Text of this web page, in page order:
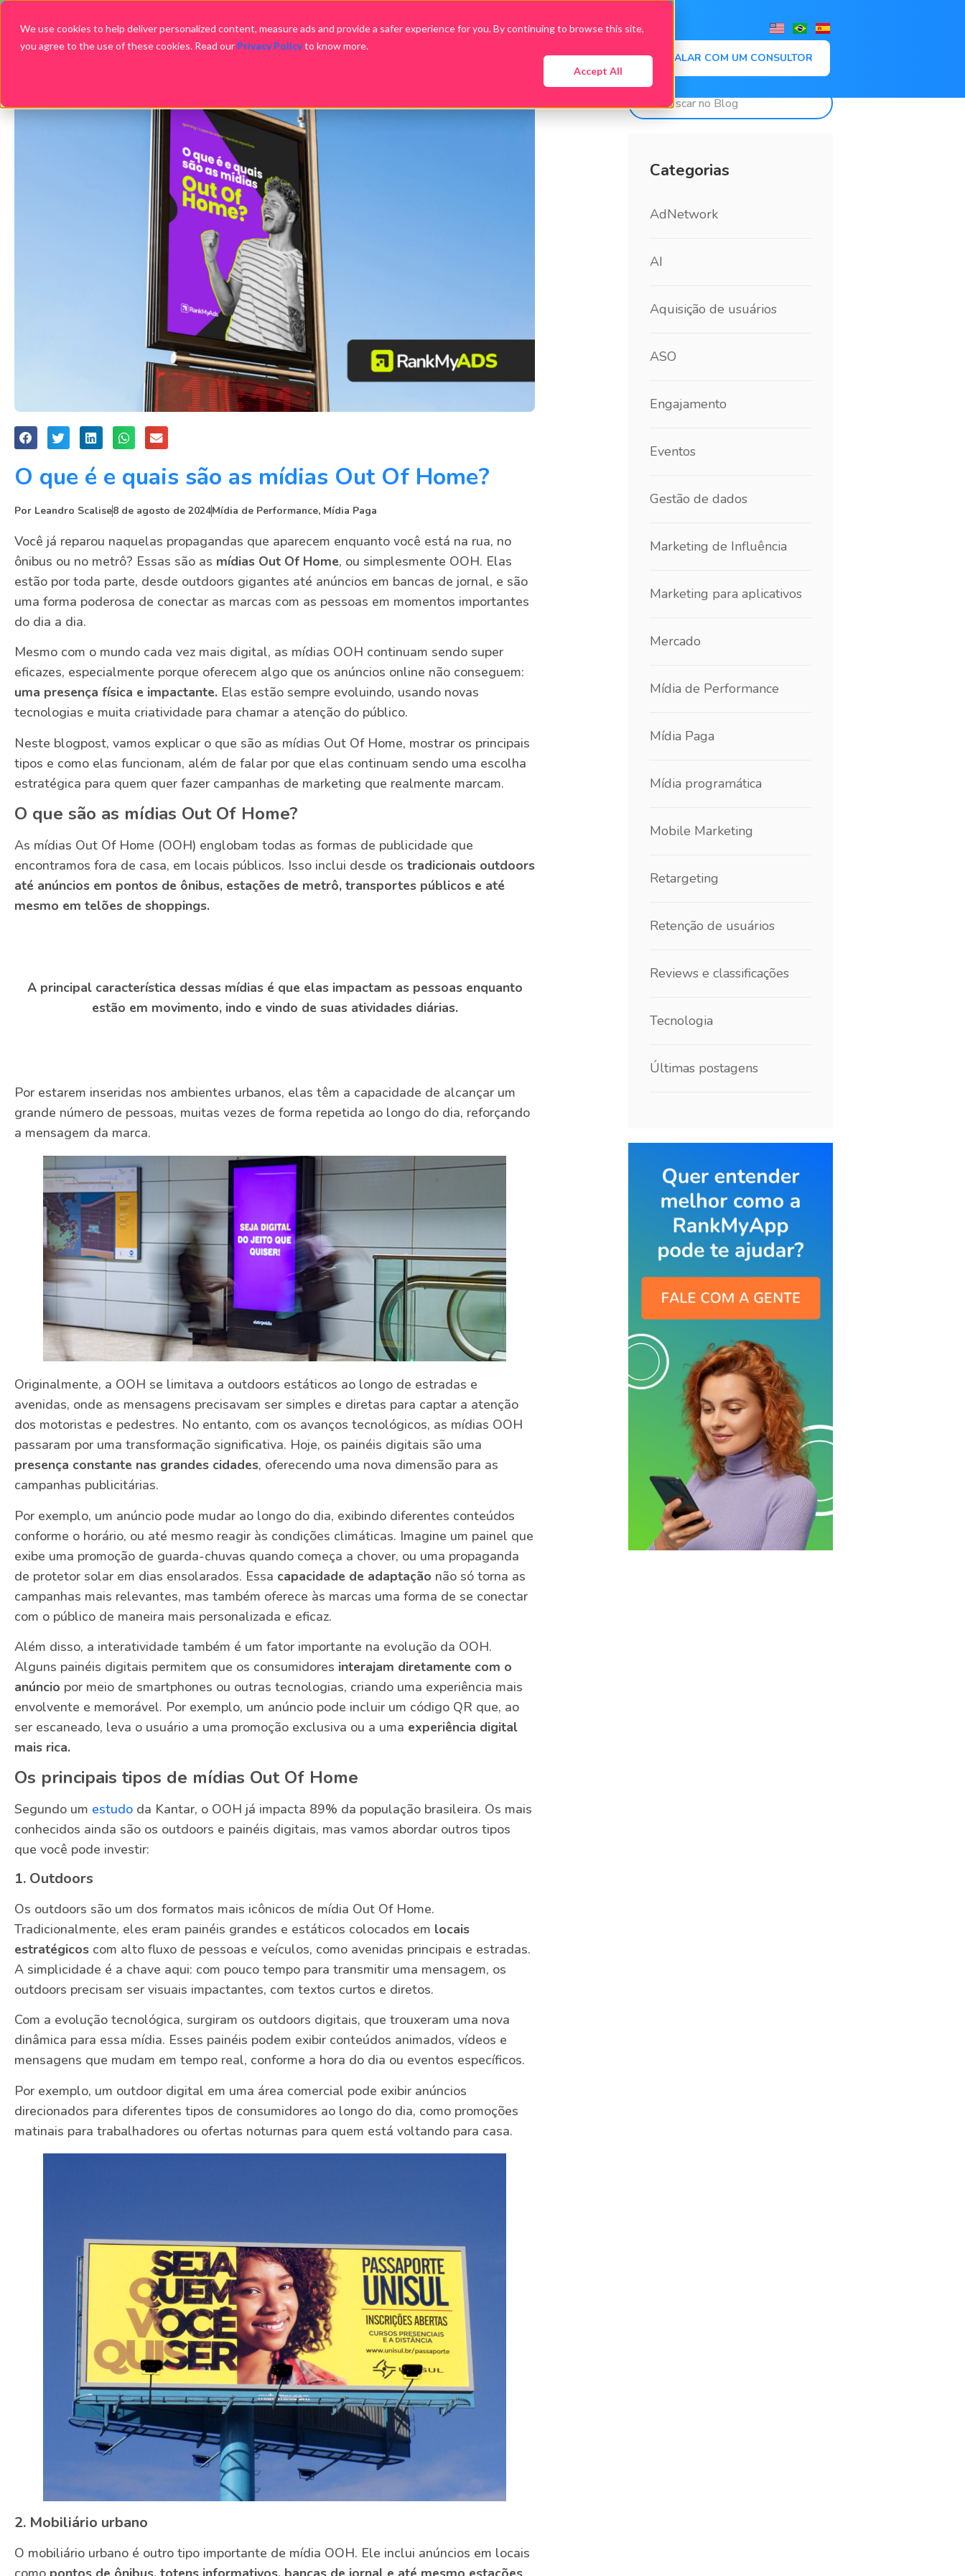
We use cookies to help deliver personalized content, measure ads and provide a safer experience for you. By continuing to browse this site,
you agree to the use of these cookies. Read our Privacy Policyto know more.
Accept All
Cases Conteúdo FALAR COM UM CONSULTOR
O que é e quais são as mídias Out Of Home?
Por Leandro Scalise8 de agosto de 2024Mídia de Performance, Mídia Paga
Você já reparou naquelas propagandas que aparecem enquanto você está na rua, no
ônibus ou no metrô? Essas são as mídias Out Of Home, ou simplesmente OOH. Elas
estão por toda parte, desde outdoors gigantes até anúncios em bancas de jornal, e são
uma forma poderosa de conectar as marcas com as pessoas em momentos importantes
do dia a dia.
Mesmo com o mundo cada vez mais digital, as mídias OOH continuam sendo super
eficazes, especialmente porque oferecem algo que os anúncios online não conseguem:
uma presença física e impactante. Elas estão sempre evoluindo, usando novas
tecnologias e muita criatividade para chamar a atenção do público.
Neste blogpost, vamos explicar o que são as mídias Out Of Home, mostrar os principais
tipos e como elas funcionam, além de falar por que elas continuam sendo uma escolha
estratégica para quem quer fazer campanhas de marketing que realmente marcam.
O que são as mídias Out Of Home?
As mídias Out Of Home (OOH) englobam todas as formas de publicidade que
encontramos fora de casa, em locais públicos. Isso inclui desde os tradicionais outdoors
até anúncios em pontos de ônibus, estações de metrô, transportes públicos e até
mesmo em telões de shoppings.
A principal característica dessas mídias é que elas impactam as pessoas enquanto
estão em movimento, indo e vindo de suas atividades diárias.
Por estarem inseridas nos ambientes urbanos, elas têm a capacidade de alcançar um
grande número de pessoas, muitas vezes de forma repetida ao longo do dia, reforçando
a mensagem da marca.
Originalmente, a OOH se limitava a outdoors estáticos ao longo de estradas e
avenidas, onde as mensagens precisavam ser simples e diretas para captar a atenção
dos motoristas e pedestres. No entanto, com os avanços tecnológicos, as mídias OOH
passaram por uma transformação significativa. Hoje, os painéis digitais são uma
presença constante nas grandes cidades, oferecendo uma nova dimensão para as
campanhas publicitárias.
Por exemplo, um anúncio pode mudar ao longo do dia, exibindo diferentes conteúdos
conforme o horário, ou até mesmo reagir às condições climáticas. Imagine um painel que
exibe uma promoção de guarda-chuvas quando começa a chover, ou uma propaganda
de protetor solar em dias ensolarados. Essa capacidade de adaptação não só torna as
campanhas mais relevantes, mas também oferece às marcas uma forma de se conectar
com o público de maneira mais personalizada e eficaz.
Além disso, a interatividade também é um fator importante na evolução da OOH.
Alguns painéis digitais permitem que os consumidores interajam diretamente com o
anúncio por meio de smartphones ou outras tecnologias, criando uma experiência mais
envolvente e memorável. Por exemplo, um anúncio pode incluir um código QR que, ao
ser escaneado, leva o usuário a uma promoção exclusiva ou a uma experiência digital
mais rica.
Os principais tipos de mídias Out Of Home
Segundo um estudo da Kantar, o OOH já impacta 89% da população brasileira. Os mais
conhecidos ainda são os outdoors e painéis digitais, mas vamos abordar outros tipos
que você pode investir:
1. Outdoors
Os outdoors são um dos formatos mais icônicos de mídia Out Of Home.
Tradicionalmente, eles eram painéis grandes e estáticos colocados em locais
estratégicos com alto fluxo de pessoas e veículos, como avenidas principais e estradas.
A simplicidade é a chave aqui: com pouco tempo para transmitir uma mensagem, os
outdoors precisam ser visuais impactantes, com textos curtos e diretos.
Com a evolução tecnológica, surgiram os outdoors digitais, que trouxeram uma nova
dinâmica para essa mídia. Esses painéis podem exibir conteúdos animados, vídeos e
mensagens que mudam em tempo real, conforme a hora do dia ou eventos específicos.
Por exemplo, um outdoor digital em uma área comercial pode exibir anúncios
direcionados para diferentes tipos de consumidores ao longo do dia, como promoções
matinais para trabalhadores ou ofertas noturnas para quem está voltando para casa.
2. Mobiliário urbano
O mobiliário urbano é outro tipo importante de mídia OOH. Ele inclui anúncios em locais
Categorias
AdNetwork
AI
Aquisição de usuários
ASO
Engajamento
Eventos
Gestão de dados
Marketing de Influência
Marketing para aplicativos
Mercado
Mídia de Performance
Mídia Paga
Mídia programática
Mobile Marketing
Retargeting
Retenção de usuários
Reviews e classificações
Tecnologia
Últimas postagens